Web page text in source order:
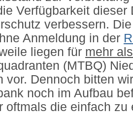
Verfügbarkeit dieser
verbessern.
Anmeldung in der
liegen für mehr
(MTBQ)
vor. Dennoch bitten
noch im Aufbau
oftmals die einfach zu